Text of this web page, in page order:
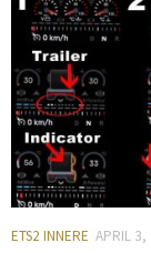
ETS2 INNERE APRIL 3,